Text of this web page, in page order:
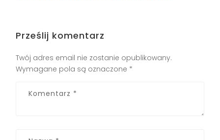
Prześlij komentarz
Twój adres email nie zostanie opublikowany.
Wymagane pola są oznaczone *